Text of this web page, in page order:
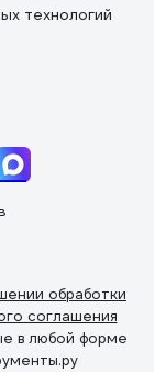
технологий
обработки
соглашения
в любой форме